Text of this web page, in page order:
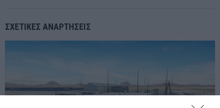
ΣΧΕΤΙΚΈΣ ΑΝΑΡΤΉΣΕΙΣ